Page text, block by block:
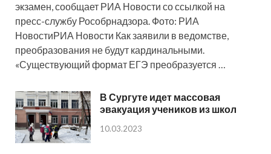
экзамен, сообщает РИА Новости со ссылкой на
пресс-службу Рособрнадзора. Фото: РИА
НовостиРИА Новости Как заявили в ведомстве,
преобразования не будут кардинальными.
«Существующий формат ЕГЭ преобразуется …
В Сургуте идет массовая
эвакуация учеников из школ
10.03.2023